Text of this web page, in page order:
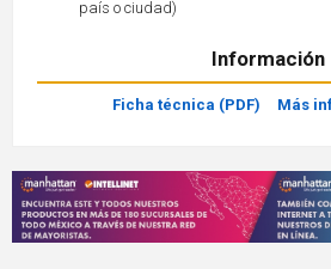
país o ciudad)
Información
Ficha técnica (PDF) Más